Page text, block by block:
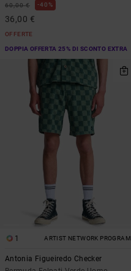
60,00 € 40%
36,00 €
OFFERTE
DOPPIA OFFERTA 25% DI SCONTO EXTRA
1 ARTIST NETWORK PROGRAM
Antonia Figueiredo Checker